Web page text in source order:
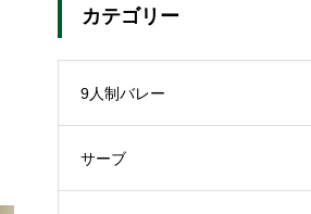
カテゴリー
9人制バレー
サーブ